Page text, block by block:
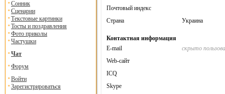
Сонник
Сценарии
Текстовые картинки
Тосты и поздравления
Фото приколы
Частушки
Чат
Форум
Войти
Зарегистрироваться
Почтовый индекс
Страна
Украина
Контактная информация
E-mail
скрыто
Web-сайт
ICQ
Skype